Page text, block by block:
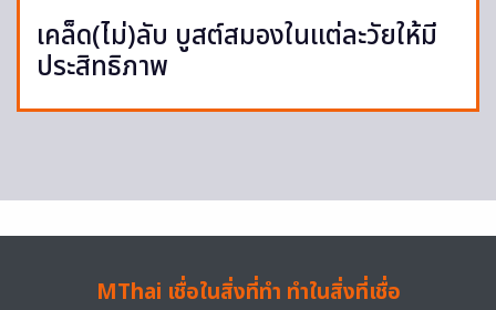
เคล็ด(ไม่)ลับ บูสต์สมองในแต่ละวัยให้มี
ประสิทธิภาพ
MThai เชื่อในสิ่งที่ทำ ทำในสิ่งที่เชื่อ